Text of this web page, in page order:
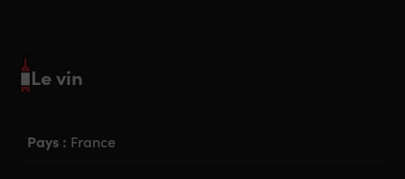
Le vin
Pays : France